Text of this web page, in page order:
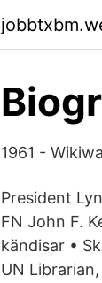
1961 -
President
FN John F.
kändisar •
UN